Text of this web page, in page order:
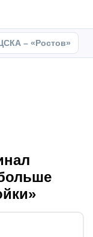
– «Ростов»